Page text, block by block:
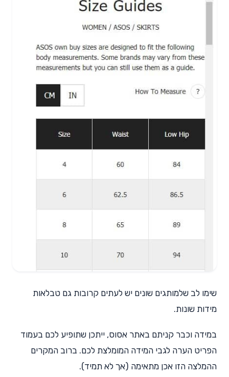
שימו לב שלמותגים שונים יש לעתים קרובות גם טבלאות
מידות שונות.
במידה וכבר קניתם באתר אסוס, ייתכן שתופיע לכם בעמוד
הפריט הערה לגבי המידה המומלצת לכם. ברוב המקרים
ההמלצה הזו אכן מתאימה (אך לא תמיד).